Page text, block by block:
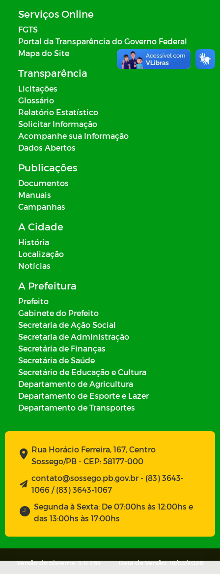
Serviços Online
FGTS
Portal da Transparência do Governo Federal
Mapa do Site
Transparência
Licitações
Glossário
Relatório Estatístico
Solicitar Informação
Acompanhe sua Informação
Dados Abertos
Publicações
Documentos
Manuais
Campanhas
A Cidade
História
Localização
Notícias
A Prefeitura
Prefeito
Gabinete do Prefeito
Secretaria de Ação Social
Secretaria de Administração
Secretária de Finanças
Secretária de Saúde
Secretário de Educação e Cultura
Departamento de Agricultura
Departamento de Esporte e Lazer
Departamento de Transportes
Rua Horácio Ferreira, 167, Centro
Sossego/PB - CEP: 58177-000
contato@sossego.pb.gov.br - (83) 3643-
1066 / (83) 3643-1067
Segunda à Sexta: De 07:00hs às 12:00hs e
das 13:00hs às 17:00hs
Versão do Sistema: 5.0.265 Data da Versão: 18/03/2026